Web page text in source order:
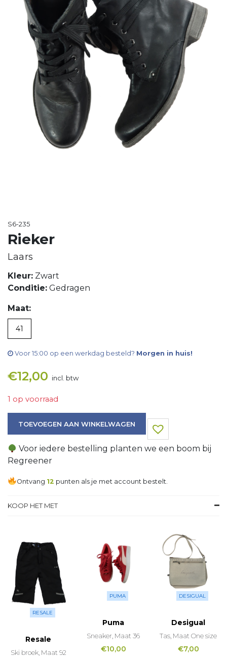
S6-235
Rieker
Laars
Kleur: Zwart
Conditie: Gedragen
Maat:
41
Voor 15:00 op een werkdag besteld? Morgen in huis!
€12,00 incl. btw
1 op voorraad
TOEVOEGEN AAN WINKELWAGEN
Voor iedere bestelling planten we een boom bij
Regreener
Ontvang 12 punten als je met account bestelt.
KOOP HET MET
RESALE
Resale
Ski broek, Maat 92
PUMA
Puma
Sneaker, Maat 36
€10,00
DESIGUAL
Desigual
Tas, Maat One size
€7,00